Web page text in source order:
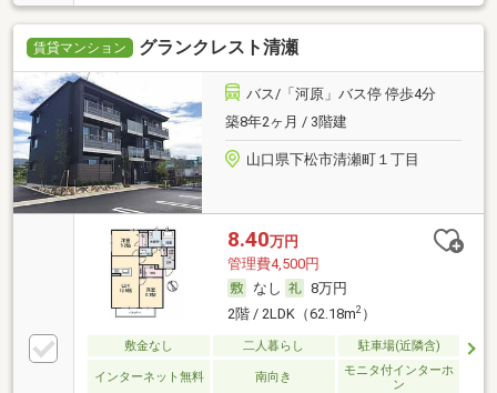
賃貸マンション グランクレスト清瀬
バス/「河原」バス停 停歩4分
築8年2ヶ月 / 3階建
山口県下松市清瀬町１丁目
8.40万円
管理費4,500円
なし
8万円
2階 / 2LDK（62.18m2）
敷金なし 二人暮らし 駐車場(近隣含)
インターネット無料 南向き
モニタ付インターホ
ン